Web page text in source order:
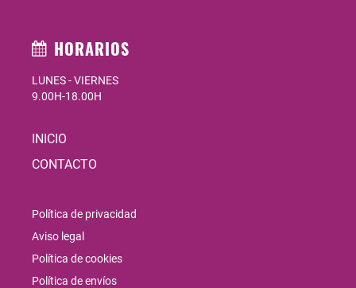
HORARIOS
LUNES - VIERNES
9.00H-18.00H
INICIO
CONTACTO
Política de privacidad
Aviso legal
Política de cookies
Política de envíos